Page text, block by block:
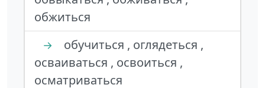
обжиться
→
обучиться , оглядеться ,
осваиваться , освоиться ,
осматриваться